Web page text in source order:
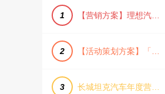
1 【营销方案】理想汽车车主露营户外旅行保客活动策划方案
2 【活动策划方案】「团圆盛景」趣味中秋游园会活动策划方案
3 长城坦克汽车年度营销活动方案